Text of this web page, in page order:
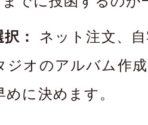
： ネット注文、
ジオのアルバム作
に決めます。